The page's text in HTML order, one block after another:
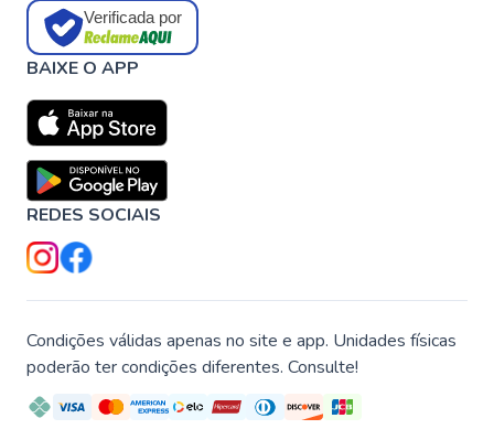
Verificada por
BAIXE O APP
REDES SOCIAIS
Condições válidas apenas no site e app. Unidades físicas
poderão ter condições diferentes. Consulte!